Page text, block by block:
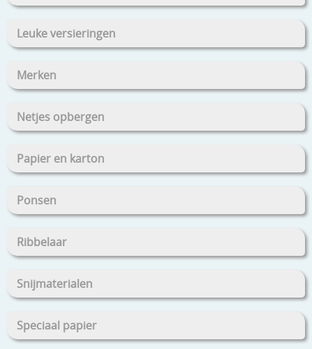
Leuke versieringen
Merken
Netjes opbergen
Papier en karton
Ponsen
Ribbelaar
Snijmaterialen
Speciaal papier